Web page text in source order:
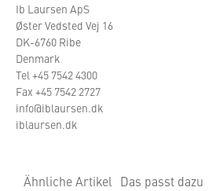
Ib Laursen ApS
Øster Vedsted Vej 16
DK-6760 Ribe
Denmark
Tel +45 7542 4300
Fax +45 7542 2727
info@iblaursen.dk
iblaursen.dk
Ähnliche Artikel Das passt dazu